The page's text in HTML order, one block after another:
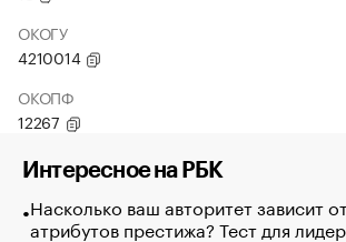
ОКОГУ
4210014
ОКОПФ
12267
Интересное на РБК
Насколько ваш авторитет зависит
атрибутов престижа? Тест для